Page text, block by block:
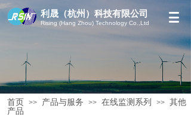
利晟（杭州）科技有限公司
Rising (Hang Zhou) Technology Co.,Ltd
首页 >> 产品与服务 >> 在线监测系列 >> 其他
产品